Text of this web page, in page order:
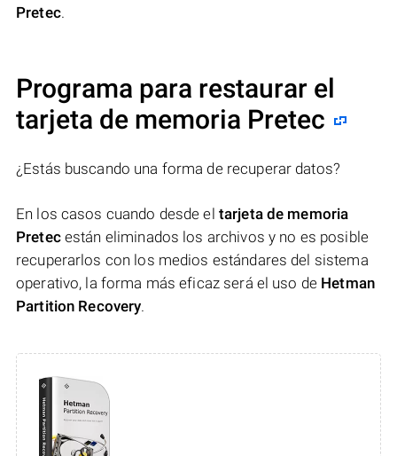
Pretec.
Programa para restaurar el
tarjeta de memoria Pretec
¿Estás buscando una forma de recuperar datos?
En los casos cuando desde el tarjeta de memoria
Pretecestán eliminados los archivos y no es posible
recuperarlos con los medios estándares del sistema
operativo, la forma más eficaz será el uso de Hetman
Partition Recovery.